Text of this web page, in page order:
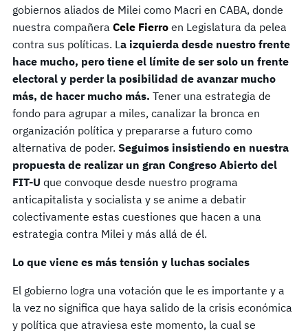
gobiernos aliados de Milei como Macri en CABA, donde
nuestra compañera Cele Fierro en Legislatura da pelea
contra sus políticas. L a izquierda desde nuestro frente
hace mucho, pero tiene el límite de ser solo un frente
electoral y perder la posibilidad de avanzar mucho
más, de hacer mucho más. Tener una estrategia de
fondo para agrupar a miles, canalizar la bronca en
organización política y prepararse a futuro como
alternativa de poder. Seguimos insistiendo en nuestra
propuesta de realizar un gran Congreso Abierto del
FIT-U que convoque desde nuestro programa
anticapitalista y socialista y se anime a debatir
colectivamente estas cuestiones que hacen a una
estrategia contra Milei y más allá de él.
Lo que viene es más tensión y luchas sociales
El gobierno logra una votación que le es importante y a
la vez no significa que haya salido de la crisis económica
y política que atraviesa este momento, la cual se